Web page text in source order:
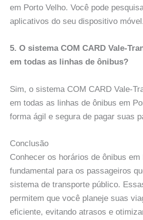
em Porto Velho. Você pode
aplicativos do seu dispositivo móvel.
5. O sistema COM CARD Vale-
em todas as linhas de ônibus?
Sim, o sistema COM CARD Vale-
em todas as linhas de ônibus em
forma ágil e segura de pagar suas
Conclusão
Conhecer os horários de ônibus em
fundamental para os passageiros
sistema de transporte público.
permitem que você planeje suas
eficiente, evitando atrasos e